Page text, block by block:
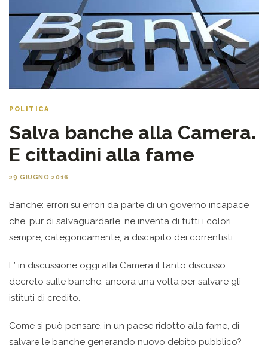
POLITICA
Salva banche alla Camera.
E cittadini alla fame
29 GIUGNO 2016
Banche: errori su errori da parte di un governo incapace
che, pur di salvaguardarle, ne inventa di tutti i colori,
sempre, categoricamente, a discapito dei correntisti.
E’ in discussione oggi alla Camera il tanto discusso
decreto sulle banche, ancora una volta per salvare gli
istituti di credito.
Come si può pensare, in un paese ridotto alla fame, di
salvare le banche generando nuovo debito pubblico?